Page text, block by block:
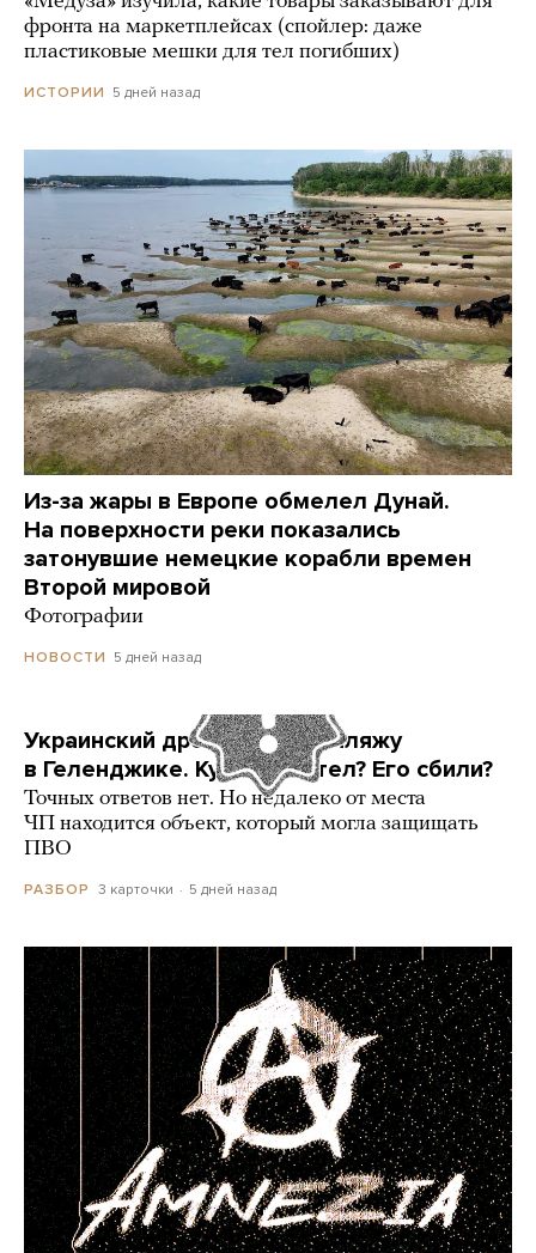
фронта на маркетплейсах (спойлер: даже
пластиковые мешки для тел погибших)
ИСТОРИИ 5 дней назад
Из-за жары в Европе обмелел Дунай.
На поверхности реки показались
затонувшие немецкие корабли времен
Второй мировой
Фотографии
НОВОСТИ 5 дней назад
Украинский дрон попал по пляжу
в Геленджике. Куда он летел? Его сбили?
Точных ответов нет. Но недалеко от места
ЧП находится объект, который могла защищать
ПВО
РАЗБОР 3 карточки 5 дней назад